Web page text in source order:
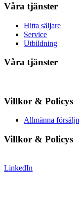
Våra tjänster
Hitta säljare
Service
Utbildning
Våra tjänster
Villkor & Policys
Allmänna
Villkor & Policys
LinkedIn